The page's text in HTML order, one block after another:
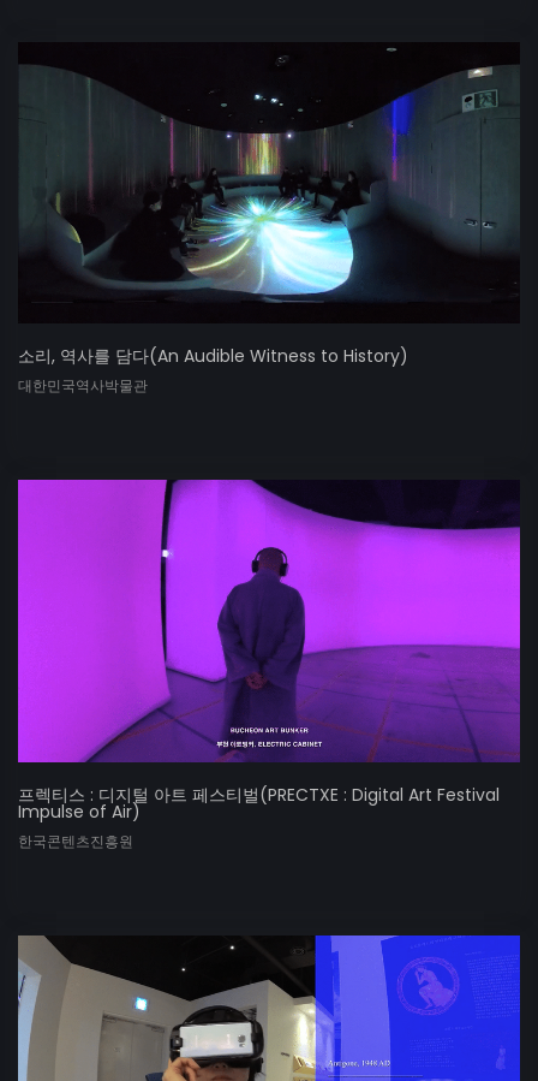
소리, 역사를 담다(An Audible Witness to History)
대한민국역사박물관
프렉티스 : 디지털 아트 페스티벌(PRECTXE : Digital Art Festival
Impulse of Air)
한국콘텐츠진흥원